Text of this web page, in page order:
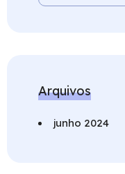
Arquivos
junho 2024